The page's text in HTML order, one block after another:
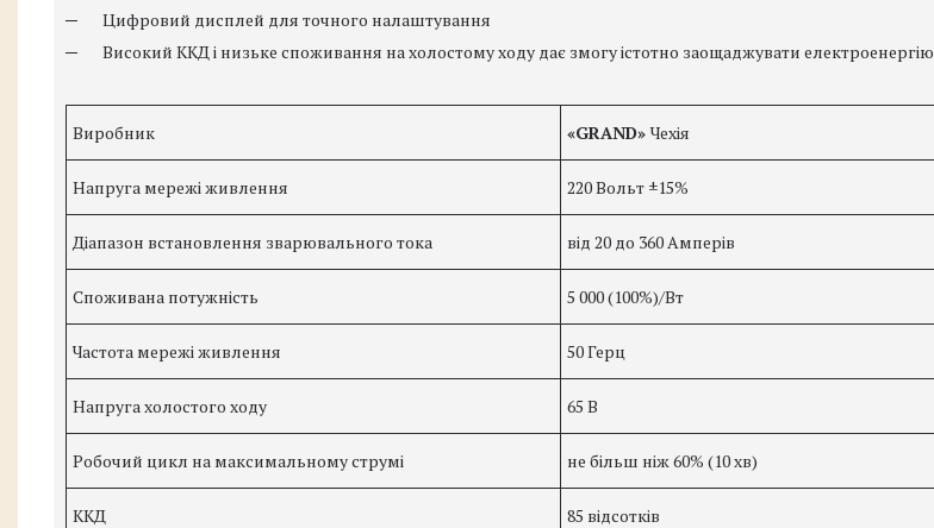
─ Цифровий дисплей для точного налаштування
─ Високий ККД і низьке споживання на холостому ходу дає змогу істотно заощаджувати електроенергію
Виробник «GRAND»Чехія
Напруга мережі живлення 220 Вольт ±15%
Діапазон встановлення зварювального тока від 20 до 360 Амперів
Споживана потужність 5 000 (100%)/Вт
Частота мережі живлення 50 Герц
Напруга холостого ходу 65 В
Робочий цикл на максимальному струмі не більш ніж 60% (10 хв)
ККД 85 відсотків